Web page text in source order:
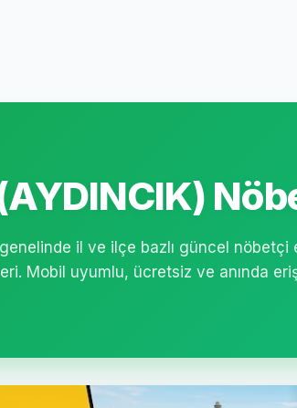
il ve ilçe bazlı güncel nöbetçi
Mobil uyumlu, ücretsiz ve anında